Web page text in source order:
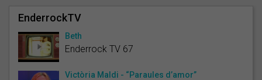
EnderrockTV
Beth
Enderrock TV 67
Victòria Maldi - “Paraules d’amor”